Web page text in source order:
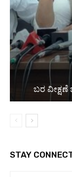
ಬರ ವೀಕ್ಷಣೆ
STAY